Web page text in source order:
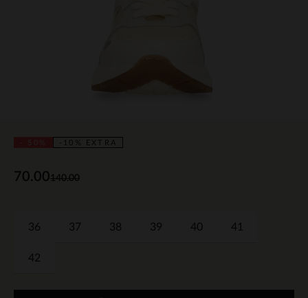
-10% EXTRA
140.00
70.00
36 37 38 39 40 41
42